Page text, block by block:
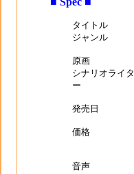
タイトル
ジャンル
原画
シナリオライタ
ー
発売日
価格
音声